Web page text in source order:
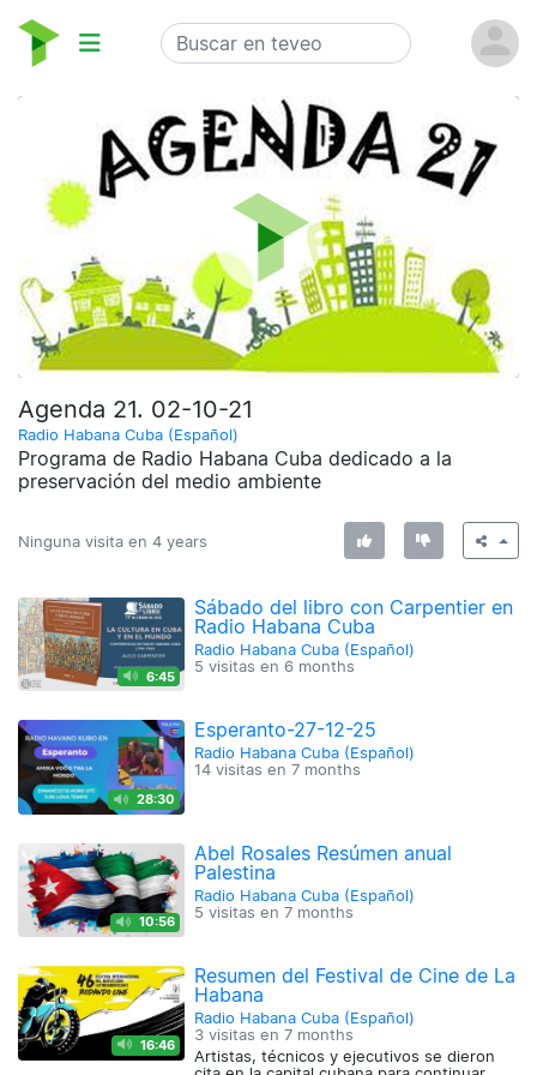
Agenda 21. 02-10-21
Radio Habana Cuba (Español)
Programa de Radio Habana Cuba dedicado a la
preservación del medio ambiente
Ninguna visita en 4 years
6:45
Sábado del libro con Carpentier en
Radio Habana Cuba
Radio Habana Cuba (Español)
5 visitas en 6 months
28:30
Esperanto-27-12-25
Radio Habana Cuba (Español)
14 visitas en7 months
10:56
Abel Rosales Resúmen anual
Palestina
Radio Habana Cuba (Español)
5 visitas en7 months
16:46
Resumen del Festival de Cine de La
Habana
Radio Habana Cuba (Español)
3 visitas en7 months
Artistas, técnicos y ejecutivos se dieron